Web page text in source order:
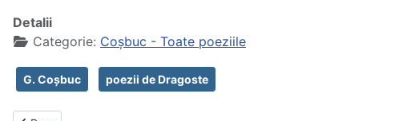
Detalii
Categorie: Coșbuc - Toate poeziile
G. Coșbuc poezii de Dragoste